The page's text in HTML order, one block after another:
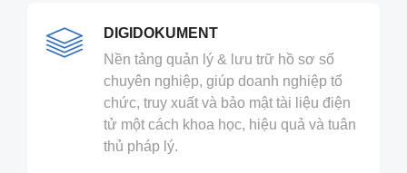
DIGIDOKUMENT
Nền tảng quản lý & lưu trữ hồ sơ số
chuyên nghiệp, giúp doanh nghiệp tổ
chức, truy xuất và bảo mật tài liệu điện
tử một cách khoa học, hiệu quả và tuân
thủ pháp lý.​